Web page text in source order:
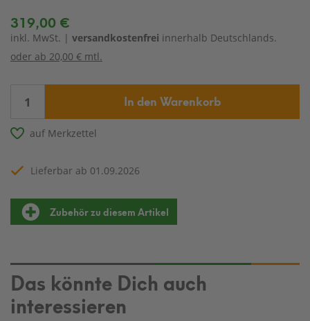
319,00 €
inkl. MwSt. | versandkostenfrei innerhalb Deutschlands.
oder ab 20,00 € mtl.
In den Warenkorb
auf Merkzettel
Lieferbar ab 01.09.2026
Zubehör zu diesem Artikel
Das könnte Dich auch
interessieren